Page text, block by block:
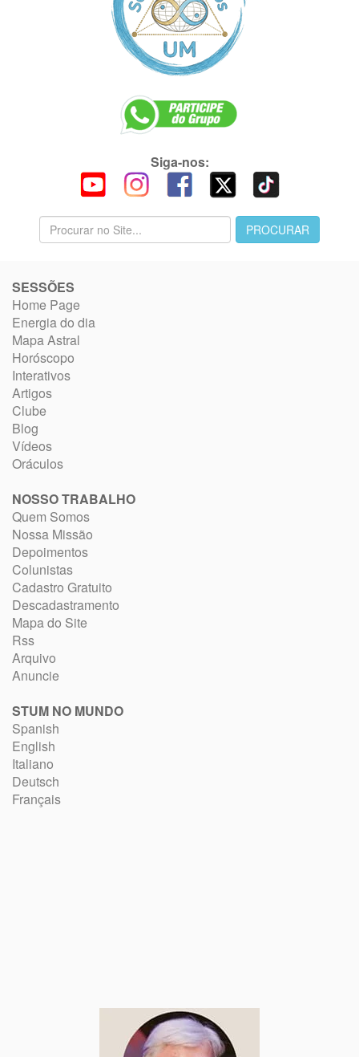
Siga-nos:
SESSÕES
Home Page
Energia do dia
Mapa Astral
Horóscopo
Interativos
Artigos
Clube
Blog
Vídeos
Oráculos
NOSSO TRABALHO
Quem Somos
Nossa Missão
Depoimentos
Colunistas
Cadastro Gratuito
Descadastramento
Mapa do Site
Rss
Arquivo
Anuncie
STUM NO MUNDO
Spanish
English
Italiano
Deutsch
Français